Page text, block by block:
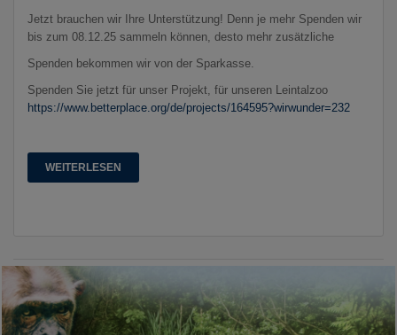
Jetzt brauchen wir Ihre Unterstützung! Denn je mehr Spenden wir
bis zum 08.12.25 sammeln können, desto mehr zusätzliche
Spenden bekommen wir von der Sparkasse.
Spenden Sie jetzt für unser Projekt, für unseren Leintalzoo
https://www.betterplace.org/de/projects/164595?wirwunder=232
WEITERLESEN